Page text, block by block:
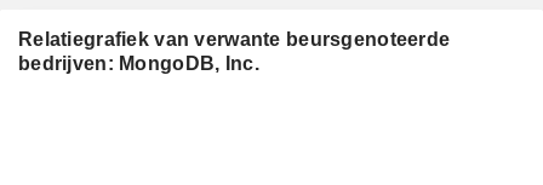
Relatiegrafiek van verwante beursgenoteerde
bedrijven: MongoDB, Inc.